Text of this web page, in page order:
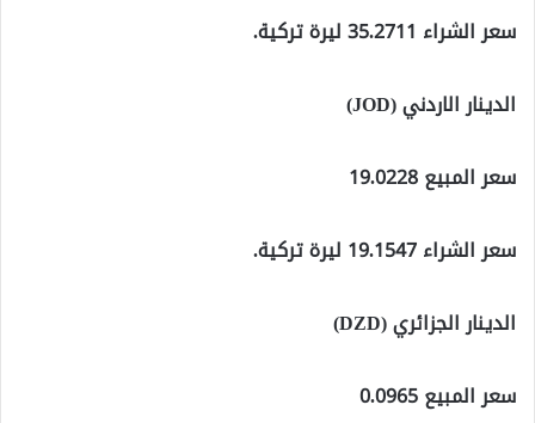
سعر الشراء 35.2711 ليرة تركية.
الدينار الاردني (JOD)
سعر المبيع 19.0228
سعر الشراء 19.1547 ليرة تركية.
الدينار الجزائري (DZD)
سعر المبيع 0.0965